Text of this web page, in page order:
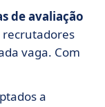
de avaliação
vaga. Com
a